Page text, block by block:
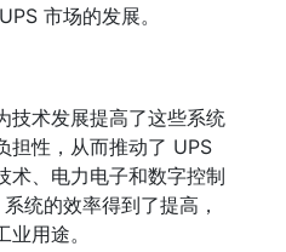
市场的发展。
技术发展提高了这些系统
担性，从而推动了 UPS
术、电力电子和数字控制
统的效率得到了提高，
用途。